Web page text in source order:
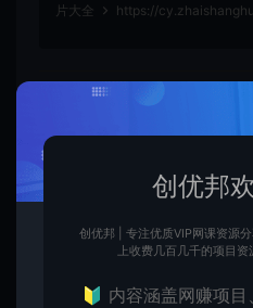
片大全
https://
创优 创优邦，12
创优邦
创优邦 | 专注优质VIP网课资源
上收费几百几千的项目
🔰 内容涵盖网赚项